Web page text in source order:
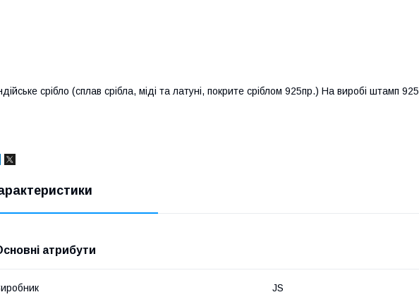
срібло (сплав срібла, міді та латуні, покрите сріблом 925пр.) На виробі штамп 925
атрибути
JS